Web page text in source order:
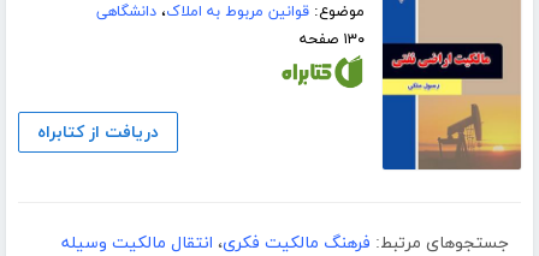
موضوع:قوانین مربوط به املاک،دانشگاهی
۱۳۰ صفحه
دریافت از کتابراه
جستجوهای مرتبط: فرهنگ مالکیت فکری، انتقال مالکیت وسیله